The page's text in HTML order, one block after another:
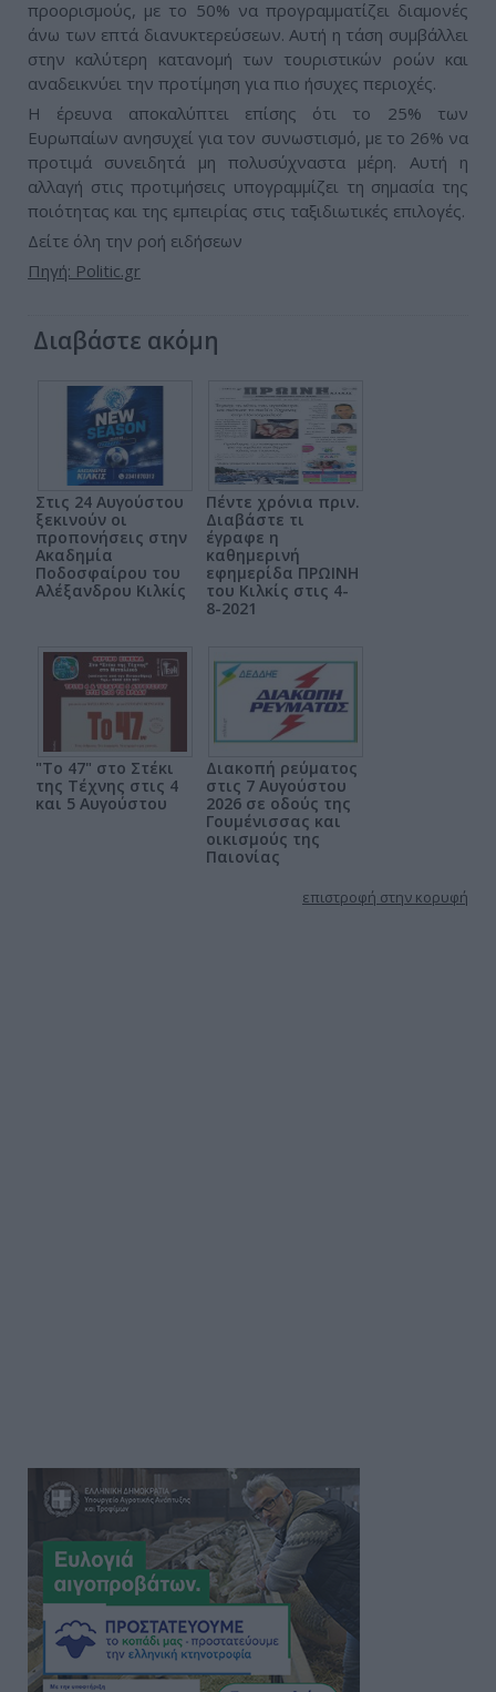
προορισμούς, με το 50% να προγραμματίζει διαμονές
άνω των επτά διανυκτερεύσεων. Αυτή η τάση συμβάλλει
στην καλύτερη κατανομή των τουριστικών ροών και
αναδεικνύει την προτίμηση για πιο ήσυχες περιοχές.
Η έρευνα αποκαλύπτει επίσης ότι το 25% των
Ευρωπαίων ανησυχεί για τον συνωστισμό, με το 26% να
προτιμά συνειδητά μη πολυσύχναστα μέρη. Αυτή η
αλλαγή στις προτιμήσεις υπογραμμίζει τη σημασία της
ποιότητας και της εμπειρίας στις ταξιδιωτικές επιλογές.
Δείτε όλη την ροή ειδήσεων
Πηγή: Politic.gr
Διαβάστε ακόμη
Στις 24 Αυγούστου
ξεκινούν οι
προπονήσεις στην
Ακαδημία
Ποδοσφαίρου του
Αλέξανδρου Κιλκίς
Πέντε χρόνια πριν.
Διαβάστε τι
έγραφε η
καθημερινή
εφημερίδα ΠΡΩΙΝΗ
του Κιλκίς στις 4-
8-2021
"Το 47" στο Στέκι
της Τέχνης στις 4
και 5 Αυγούστου
Διακοπή ρεύματος
στις 7 Αυγούστου
2026 σε οδούς της
Γουμένισσας και
οικισμούς της
Παιονίας
επιστροφή στην κορυφή